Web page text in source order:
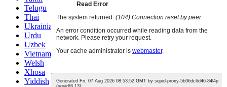
Telugu
Thai
Ukrainian
Urdu
Uzbek
Vietnamese
Welsh
Xhosa
Yiddish